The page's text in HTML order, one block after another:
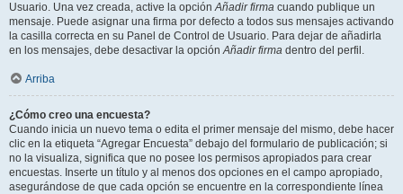
Usuario. Una vez creada, active la opciónAñadir firma cuando publique un
mensaje. Puede asignar una firma por defecto a todos sus mensajes activando
la casilla correcta en su Panel de Control de Usuario. Para dejar de añadirla
en los mensajes, debe desactivar la opciónAñadir firma dentro del perfil.
Arriba
¿Cómo creo una encuesta?
Cuando inicia un nuevo tema o edita el primer mensaje del mismo, debe hacer
clic en la etiqueta “Agregar Encuesta” debajo del formulario de publicación; si
no la visualiza, significa que no posee los permisos apropiados para crear
encuestas. Inserte un título y al menos dos opciones en el campo apropiado,
asegurándose de que cada opción se encuentre en la correspondiente línea